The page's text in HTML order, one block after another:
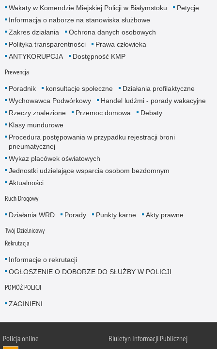
Wakaty w Komendzie Miejskiej Policji w Białymstoku
Petycje
Informacja o naborze na stanowiska służbowe
Zakres działania
Ochrona danych osobowych
Polityka transparentności
Prawa człowieka
ANTYKORUPCJA
Dostępność KMP
Prewencja
Poradnik konsultacje społeczne
Działania profilaktyczne
Wychowawca Podwórkowy
Handel ludźmi - porady wakacyjne
Rzeczy znalezione
Przemoc domowa
Debaty
Klasy mundurowe
Procedura postępowania w przypadku rejestracji broni
pneumatycznej
Wykaz placówek oświatowych
Jednostki udzielające wsparcia osobom bezdomnym
Aktualności
Ruch Drogowy
Działania WRD Porady Punkty karne Akty prawne
Twój Dzielnicowy
Rekrutacja
Informacje o rekrutacji
OGŁOSZENIE O DOBORZE DO SŁUŻBY W POLICJI
POMÓŻ POLICJI
ZAGINIENI
Policja online Biuletyn Informacji Publicznej